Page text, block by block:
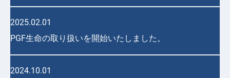
2025.02.01
PGF生命の取り扱いを開始いたしました。
2024.10.01